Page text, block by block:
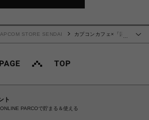
STORE SENDAI
カプコンカフェ×「囚
ト
PARCOで貯まる＆使える